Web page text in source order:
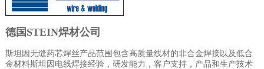
德国STEIN焊材公司
斯坦因无缝药芯焊丝产品范围包含高质量线材的非合金焊接以及低合
金材料斯坦因电线焊接经验，研发能力，客户支持，产品和生产技术